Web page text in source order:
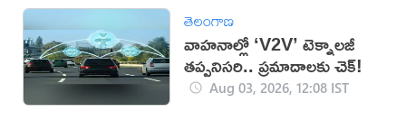
తెలంగాణ
వాహనాల్లో ‘V2V’ టెక్నాలజీ
తప్పనిసరి.. ప్రమాదాలకు చెక్!
Aug 03, 2026, 12:08 IST